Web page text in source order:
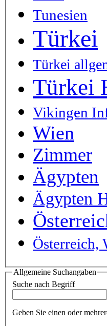
Tunesien
Türkei
Türkei
Türkei
Vikingen
Wien
Zimmer
Ägypten
Ägypten
Österreich,
Allgemeine Suchangaben
Suche nach Begriff
Geben Sie einen oder